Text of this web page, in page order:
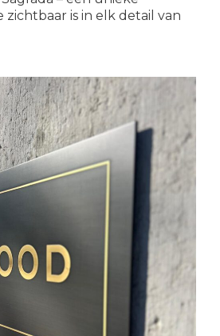
zichtbaar is in elk detail van